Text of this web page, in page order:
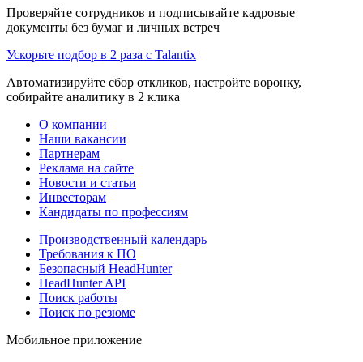
Проверяйте сотрудников и подписывайте кадровые
документы без бумаг и личных встреч
Ускорьте подбор в 2 раза с Talantix
Автоматизируйте сбор откликов, настройте воронку,
собирайте аналитику в 2 клика
О компании
Наши вакансии
Партнерам
Реклама на сайте
Новости и статьи
Инвесторам
Кандидаты по профессиям
Производственный календарь
Требования к ПО
Безопасный HeadHunter
HeadHunter API
Поиск работы
Поиск по резюме
Мобильное приложение